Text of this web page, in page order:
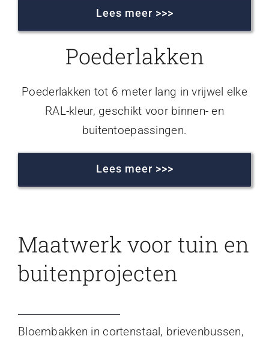
Lees meer >>>
Poederlakken
Poederlakken tot 6 meter lang in vrijwel elke
RAL-kleur, geschikt voor binnen- en
buitentoepassingen.
Lees meer >>>
Maatwerk voor tuin en
buitenprojecten
Bloembakken in cortenstaal, brievenbussen,